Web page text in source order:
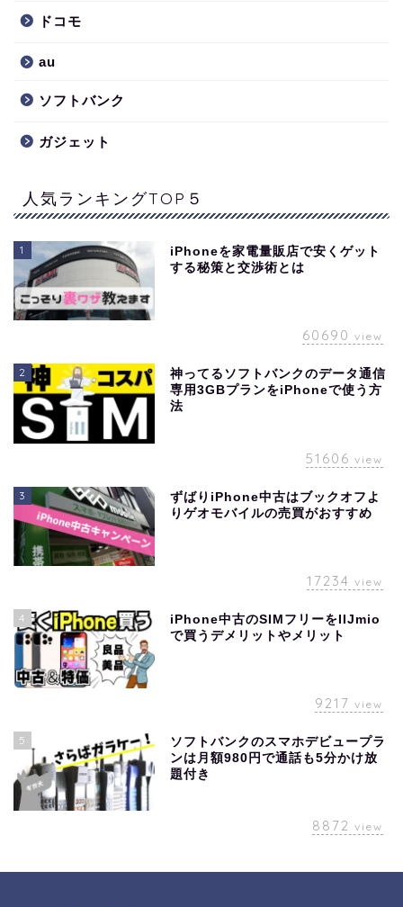
ドコモ
au
ソフトバンク
ガジェット
人気ランキングTOP５
1
iPhoneを家電量販店で安くゲット
する秘策と交渉術とは
60690 view
2
神ってるソフトバンクのデータ通信
専用3GBプランをiPhoneで使う方
法
51606 view
3
ずばりiPhone中古はブックオフよ
りゲオモバイルの売買がおすすめ
17234 view
4
iPhone中古のSIMフリーをIIJmio
で買うデメリットやメリット
9217 view
5
ソフトバンクのスマホデビュープラ
ンは月額980円で通話も5分かけ放
題付き
8872 view